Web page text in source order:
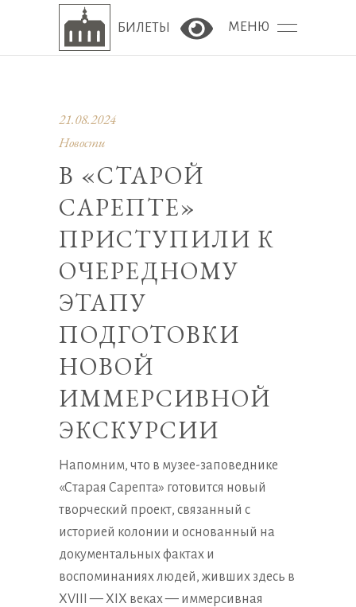
БИЛЕТЫ Версия сайта для
МЕНЮ
21.08.2024
Новости
В «СТАРОЙ
САРЕПТЕ»
ПРИСТУПИЛИ К
ОЧЕРЕДНОМУ
ЭТАПУ
ПОДГОТОВКИ
НОВОЙ
ИММЕРСИВНОЙ
ЭКСКУРСИИ
Напомним, что в музее-заповеднике
«Старая Сарепта» готовится новый
творческий проект, связанный с
историей колонии и основанный на
документальных фактах и
воспоминаниях людей, живших здесь в
XVIII — XIX веках — иммерсивная